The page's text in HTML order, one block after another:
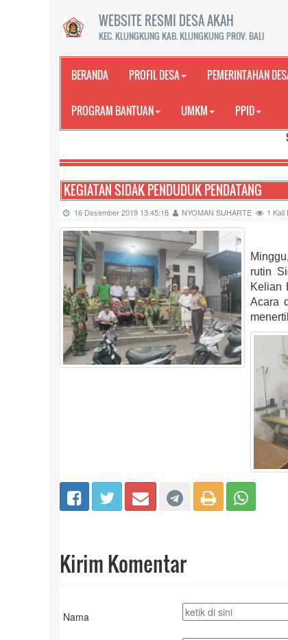
WEBSITE RESMI DESA AKAH
KEC. KLUNGKUNG KAB. KLUNGKUNG PROV. BALI
BERANDA PROFIL DESA PEMERINTAHAN
PROGRAM BANTUAN UMKM PPID
SELAMAT
KEGIATAN SIDAK PENDUDUK PENDATANG
16 Desember 2019 13:45:18 NYOMAN SUHARTE 1 Kali
rutin
Kelian
Acara
Kirim Komentar
Nama